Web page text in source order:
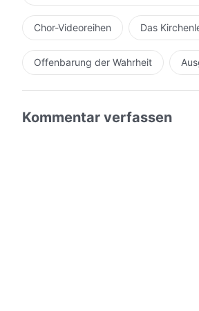
geistliches Leben zu erlangen.
darfst dir nicht gestatten, dich
arbeiten! Je mehr du ein
beschäftigt sein, sich immer mit
du Gott deine innerste Wahrheit
nichts zurück, nicht das
Chor-Videoreihen Das
Offenbarung der Wahrheit
Kommentar verfassen